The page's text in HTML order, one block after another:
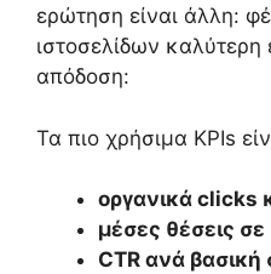
ερώτηση είναι άλλη:
ιστοσελίδων καλύτερη
απόδοση:
Τα πιο χρήσιμα KPIs
οργανικά clicks
μέσες θέσεις
CTR ανά βασική